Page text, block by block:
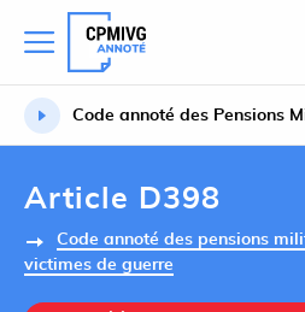
Code annoté des Pensions
Article D398
Code annoté des pensions
victimes de guerre